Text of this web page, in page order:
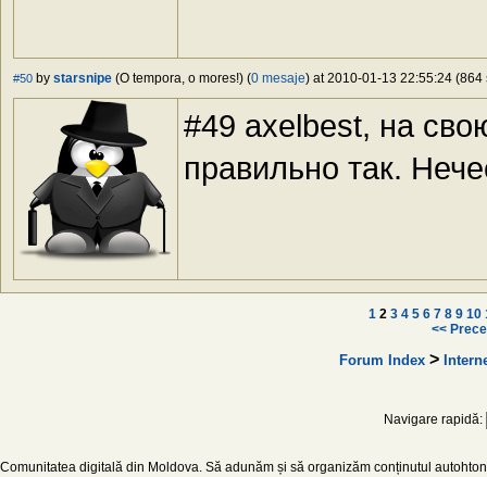
#50 by starsnipe (O tempora, o mores!) (0 mesaje) at 2010-01-13 22:55:24 (864
#49 axelbest, на
правильно так.
1 2 3 4 5 6 7 8 9 10
<<
Forum Index>
Navigare rapidă:
Comunitatea digitală din Moldova. Să adunăm și să organizăm conținutul